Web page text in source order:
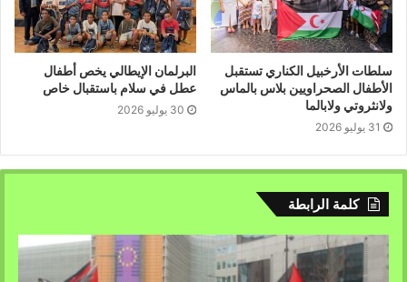
.
سلطات الأرخبيل الكناري تستقبل
الأطفال الصحراويين بلاس بالماس
ولانثروتي ولابالما
31 يوليو 2026
البرلمان الإيطالي يخص أطفال
عطل في سلام باستقبال خاص
30 يوليو 2026
كلمة الرابطة